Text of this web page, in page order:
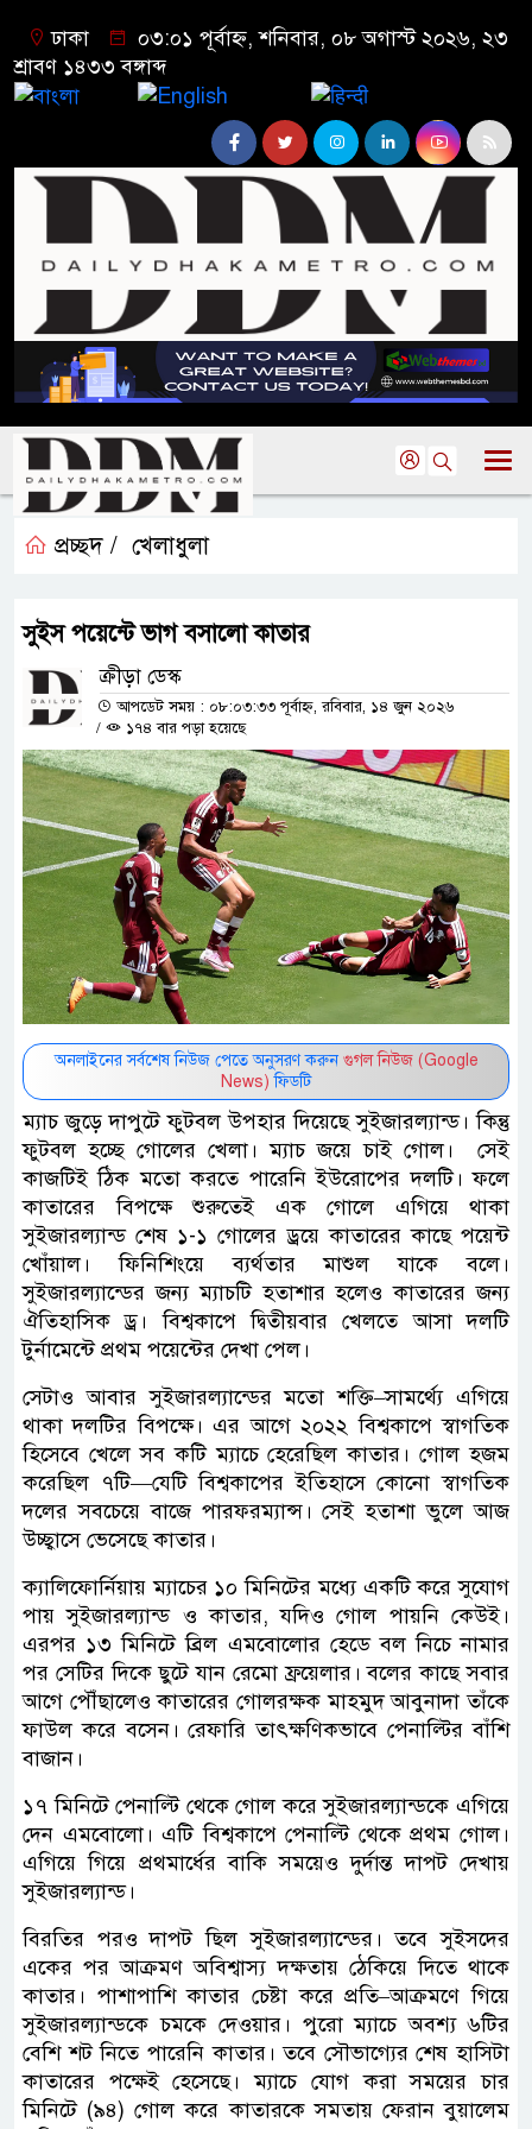
ঢাকা
০৩:০১ পূর্বাহ্ন, শনিবার, ০৮ অগাস্ট ২০২৬, ২৩
শ্রাবণ ১৪৩৩ বঙ্গাব্দ
প্রচ্ছদ / খেলাধুলা
সুইস পয়েন্টে ভাগ বসালো কাতার
ক্রীড়া ডেস্ক
আপডেট সময় : ০৮:০৩:৩৩ পূর্বাহ্ন, রবিবার, ১৪ জুন ২০২৬
/
১৭৪ বার পড়া হয়েছে
অনলাইনের সর্বশেষ নিউজ পেতে অনুসরণ করুন গুগল নিউজ (Google
News) ফিডটি
ম্যাচ জুড়ে দাপুটে ফুটবল উপহার দিয়েছে সুইজারল্যান্ড। কিন্তু
ফুটবল হচ্ছে গোলের খেলা। ম্যাচ জয়ে চাই গোল। সেই
কাজটিই ঠিক মতো করতে পারেনি ইউরোপের দলটি। ফলে
কাতারের বিপক্ষে শুরুতেই এক গোলে এগিয়ে থাকা
সুইজারল্যান্ড শেষ ১-১ গোলের ড্রয়ে কাতারের কাছে পয়েন্ট
খোঁয়াল। ফিনিশিংয়ে ব্যর্থতার মাশুল যাকে বলে।
সুইজারল্যান্ডের জন্য ম্যাচটি হতাশার হলেও কাতারের জন্য
ঐতিহাসিক ড্র। বিশ্বকাপে দ্বিতীয়বার খেলতে আসা দলটি
টুর্নামেন্টে প্রথম পয়েন্টের দেখা পেল।
সেটাও আবার সুইজারল্যান্ডের মতো শক্তি–সামর্থ্যে এগিয়ে
থাকা দলটির বিপক্ষে। এর আগে ২০২২ বিশ্বকাপে স্বাগতিক
হিসেবে খেলে সব কটি ম্যাচে হেরেছিল কাতার। গোল হজম
করেছিল ৭টি—যেটি বিশ্বকাপের ইতিহাসে কোনো স্বাগতিক
দলের সবচেয়ে বাজে পারফরম্যান্স। সেই হতাশা ভুলে আজ
উচ্ছ্বাসে ভেসেছে কাতার।
ক্যালিফোর্নিয়ায় ম্যাচের ১০ মিনিটের মধ্যে একটি করে সুযোগ
পায় সুইজারল্যান্ড ও কাতার, যদিও গোল পায়নি কেউই।
এরপর ১৩ মিনিটে ব্রিল এমবোলোর হেডে বল নিচে নামার
পর সেটির দিকে ছুটে যান রেমো ফ্রয়েলার। বলের কাছে সবার
আগে পৌঁছালেও কাতারের গোলরক্ষক মাহমুদ আবুনাদা তাঁকে
ফাউল করে বসেন। রেফারি তাৎক্ষণিকভাবে পেনাল্টির বাঁশি
বাজান।
১৭ মিনিটে পেনাল্টি থেকে গোল করে সুইজারল্যান্ডকে এগিয়ে
দেন এমবোলো। এটি বিশ্বকাপে পেনাল্টি থেকে প্রথম গোল।
এগিয়ে গিয়ে প্রথমার্ধের বাকি সময়েও দুর্দান্ত দাপট দেখায়
সুইজারল্যান্ড।
বিরতির পরও দাপট ছিল সুইজারল্যান্ডের। তবে সুইসদের
একের পর আক্রমণ অবিশ্বাস্য দক্ষতায় ঠেকিয়ে দিতে থাকে
কাতার। পাশাপাশি কাতার চেষ্টা করে প্রতি–আক্রমণে গিয়ে
সুইজারল্যান্ডকে চমকে দেওয়ার। পুরো ম্যাচে অবশ্য ৬টির
বেশি শট নিতে পারেনি কাতার। তবে সৌভাগ্যের শেষ হাসিটা
কাতারের পক্ষেই হেসেছে। ম্যাচে যোগ করা সময়ের চার
মিনিটে (৯৪) গোল করে কাতারকে সমতায় ফেরান বুয়ালেম